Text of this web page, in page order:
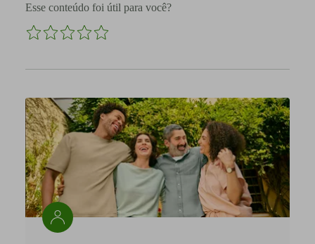
Esse conteúdo foi útil para você?